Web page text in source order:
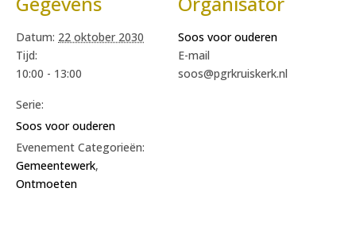
Datum: 22 oktober 2030
Tijd:
10:00 - 13:00
Serie:
Soos voor ouderen
Evenement Categorieën:
Gemeentewerk,
Ontmoeten
Soos voor ouderen
E-mail
soos@pgrkruiskerk.nl